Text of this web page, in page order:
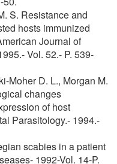
S. Resistance and
hosts immunized
Journal of
Vol. 52.- P. 539-
Moher D. L., Morgan M.
changes
of host
Parasitology.- 1994.-
scabies in a patient
1992-Vol. 14-P.